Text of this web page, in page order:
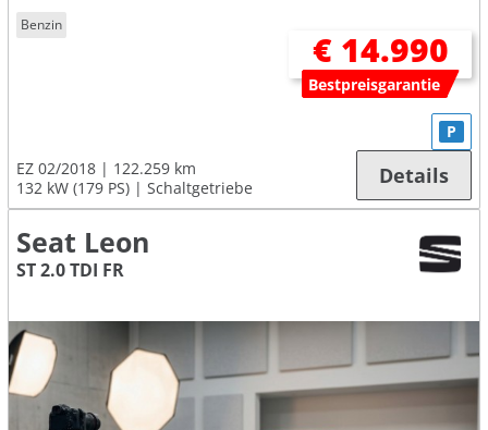
Benzin
€ 14.990
Bestpreisgarantie
EZ 02/2018
122.259 km
132 kW (179 PS)
Schaltgetriebe
P
Details
Seat Leon
ST 2.0 TDI FR